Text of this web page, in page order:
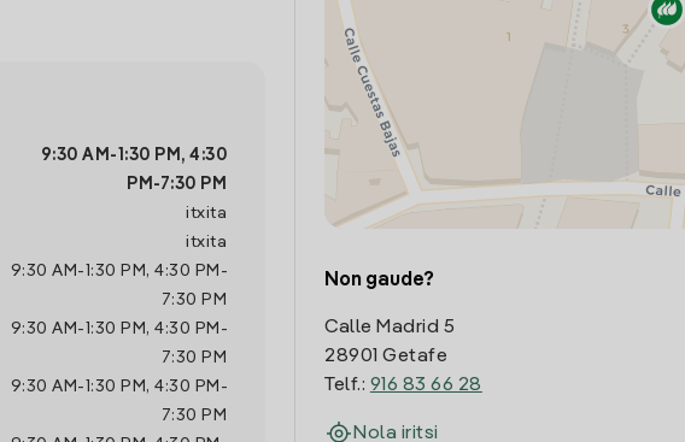
9:30 AM - 1:30 PM , 4:30
PM -7:30 PM
itxita
itxita
9:30 AM - 1:30 PM , 4:30 PM -
7:30 PM
9:30 AM - 1:30 PM , 4:30 PM -
7:30 PM
9:30 AM - 1:30 PM , 4:30 PM -
7:30 PM
Non gaude?
Calle Madrid 5
28901 Getafe
Telf.: 916 83 66 28
Nola iritsi